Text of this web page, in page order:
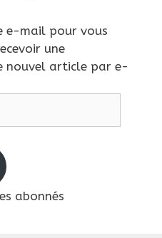
e-mail pour vous
une
nouvel article par e-
abonnés